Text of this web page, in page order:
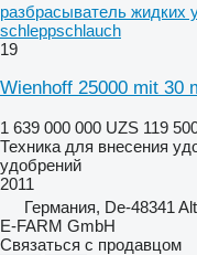
разбрасыватель жидких
schleppschlauch
19
Wienhoff 25000 mit 30
1 639 000 000 UZS 119
Техника для внесения
удобрений
2011
Германия, De-48341
E-FARM GmbH
Связаться с продавцом